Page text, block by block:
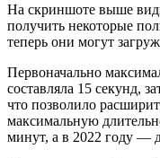
На скриншоте выше
получить некоторые
теперь они могут
Первоначально
составляла 15 секунд,
что позволило
максимальную
минут, а в 2022 году —